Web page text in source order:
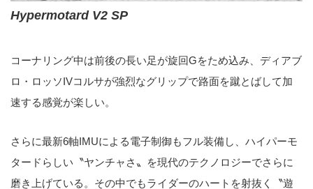
Hypermotard V2 SP
コーナリング中は前後の長い足が旋回Gをため込み、ディアブ
ロ・ロッソIVコルサが強烈なグリップで路面を蹴とばして加
速する感覚が楽しい。
さらに最新6軸IMUによる電子制御もフル装備し、ハイパーモ
タードらしい〝ヤンチャさ〟を現代のテクノロジーでさらに
磨き上げている。その中でもライダーのハートを射抜く〝遊